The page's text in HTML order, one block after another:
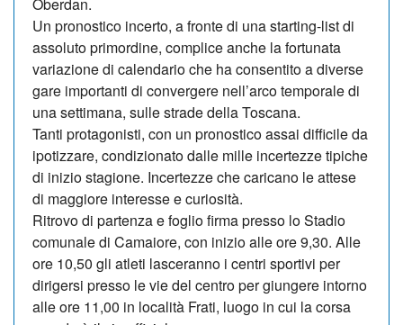
Un pronostico incerto, a fronte di una starting-list di
assoluto primordine, complice anche la fortunata
variazione di calendario che ha consentito a diverse
gare importanti di convergere nell’arco temporale di
una settimana, sulle strade della Toscana.
Tanti protagonisti, con un pronostico assai difficile da
ipotizzare, condizionato dalle mille incertezze tipiche
di inizio stagione. Incertezze che caricano le attese
di maggiore interesse e curiosità.
Ritrovo di partenza e foglio firma presso lo Stadio
comunale di Camaiore, con inizio alle ore 9,30. Alle
ore 10,50 gli atleti lasceranno i centri sportivi per
dirigersi presso le vie del centro per giungere intorno
alle ore 11,00 in località Frati, luogo in cui la corsa